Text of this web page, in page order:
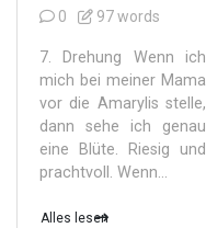
0
97 words
7. Drehung Wenn ich
mich bei meiner Mama
vor die Amarylis stelle,
dann sehe ich genau
eine Blüte. Riesig und
prachtvoll. Wenn...
Alles lesen